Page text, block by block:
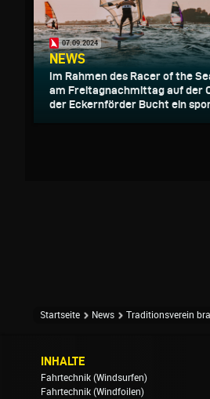
07.09.2024
NEWS
Im Rahmen des Racer of the
am Freitagnachmittag auf der
der Eckernförder Bucht ein
Startseite News Traditionsverein
INHALTE
Fahrtechnik (Windsurfen)
Fahrtechnik (Windfoilen)